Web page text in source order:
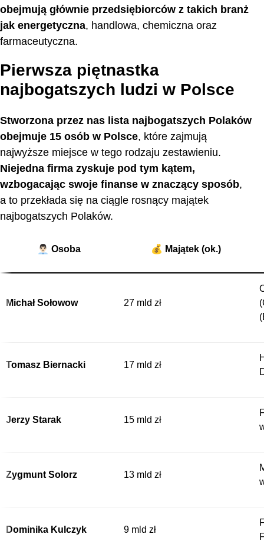
obejmują głównie przedsiębiorców z takich branż
jak energetyczna, handlowa, chemiczna oraz
farmaceutyczna.
Pierwsza piętnastka
najbogatszych ludzi w Polsce
Stworzona przez nas lista najbogatszych Polaków
obejmuje 15 osób w Polsce, które zajmują
najwyższe miejsce w tego rodzaju zestawieniu.
Niejedna firma zyskuje pod tym kątem,
wzbogacając swoje finanse w znaczący sposób,
a to przekłada się na ciągle rosnący majątek
najbogatszych Polaków.
👨🏻‍💼 Osoba 💰 Majątek (ok.)
Michał Sołowow 27 mld zł
Tomasz Biernacki 17 mld zł
Jerzy Starak 15 mld zł
Zygmunt Solorz 13 mld zł
Dominika Kulczyk 9 mld zł